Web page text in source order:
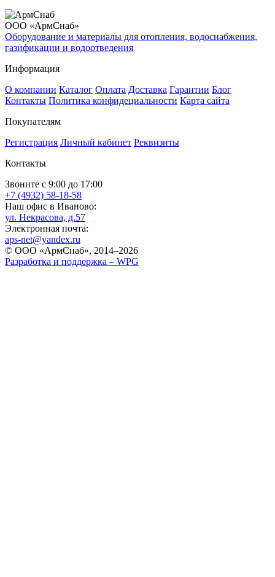
ООО «АрмСнаб»
Оборудование и материалы для отопления, водоснабжения,
газификации и водоотведения
Информация
О компании Каталог Оплата Доставка Гарантии Блог
Контакты Политика конфидециальности Карта сайта
Покупателям
Регистрация Личный кабинет Реквизиты
Контакты
Звоните с 9:00 до 17:00
+7 (4932) 58-18-58
Наш офис в Иваново:
ул. Некрасова, д.57
Электронная почта:
aps-net@yandex.ru
© ООО «АрмСнаб», 2014–2026
Разработка и поддержка – WPG